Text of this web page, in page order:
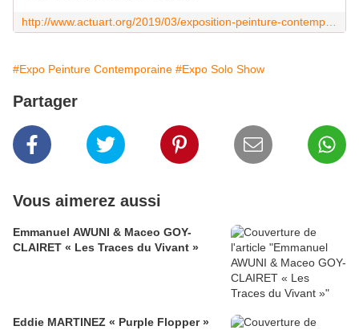
#Expo Peinture Contemporaine #Expo Solo Show
Partager
Vous aimerez aussi
Emmanuel AWUNI & Maceo GOY-
CLAIRET « Les Traces du Vivant »
Eddie MARTINEZ « Purple Flopper »